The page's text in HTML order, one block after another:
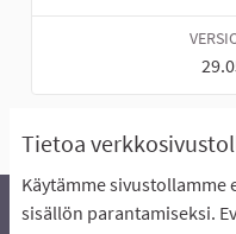
Tietoa
Käytämme sivustollamme
sisällön parantamiseksi.